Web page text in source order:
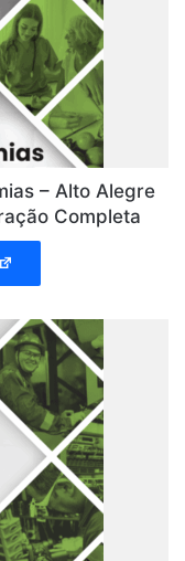
– Alto Alegre
Completa